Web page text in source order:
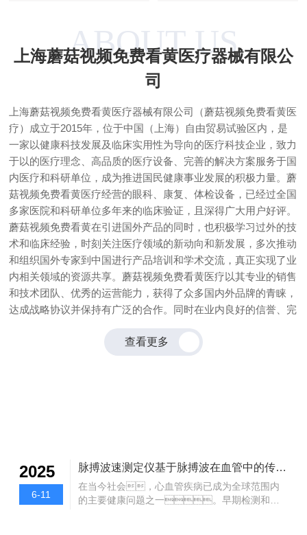
ABOUT US
上海蘑菇视频免费看黄医疗器械有限公
司
上海蘑菇视频免费看黄医疗器械有限公司（蘑菇视频免费看黄医
疗）成立于2015年，位于中国（上海）自由贸易试验区内，是
一家以健康科技发展及临床实用性为导向的医疗科技企业，致力
于以的医疗理念、高品质的医疗设备、完善的解决方案服务于国
内医疗和科研单位，成为推进国民健康事业发展的积极力量。蘑
菇视频免费看黄医疗经营的眼科、康复、体检设备，已经过全国
多家医院和科研单位多年来的临床验证，且深得广大用户好评。
蘑菇视频免费看黄在引进国外产品的同时，也积极学习过外的技
术和临床经验，时刻关注医疗领域的新动向和新发展，多次推动
和组织国外专家到中国进行产品培训和学术交流，真正实现了业
内相关领域的资源共享。蘑菇视频免费看黄医疗以其专业的销售
和技术团队、优秀的运营能力，获得了众多国内外品牌的青睐，
达成战略协议并保持有广泛的合作。同时在业内良好的信誉、完
善的服务也赢得了广大客户的支持和信赖。
查看更多
2025
6-11
脉搏波速测定仪基于脉搏波在血管中的传播速度来评估血管的健康状况
在当今社会，心血管疾病已成为全球范围内
的主要健康问题之一。早期检测和预